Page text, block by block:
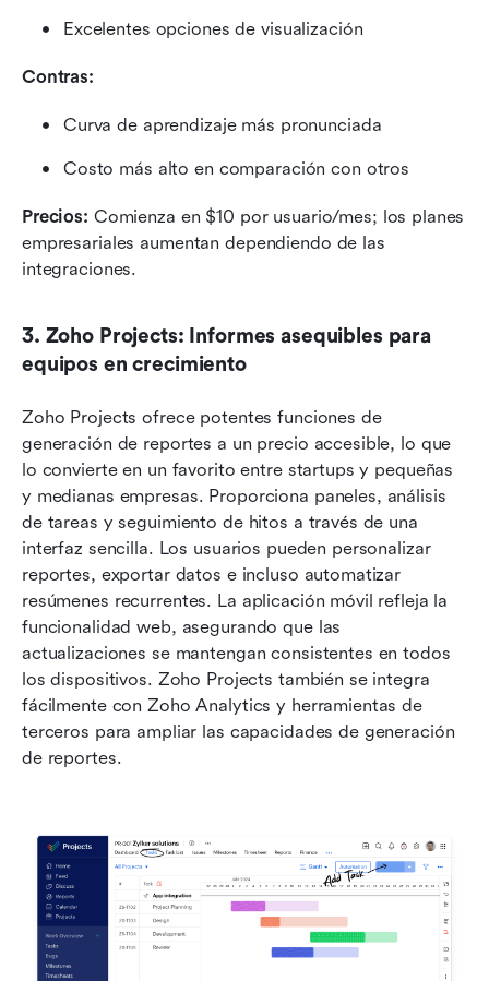
Excelentes opciones de visualización
Contras:
Curva de aprendizaje más pronunciada
Costo más alto en comparación con otros
Precios: Comienza en $10 por usuario/mes; los planes
empresariales aumentan dependiendo de las
integraciones.
3. Zoho Projects: Informes asequibles para
equipos en crecimiento
Zoho Projects ofrece potentes funciones de
generación de reportes a un precio accesible, lo que
lo convierte en un favorito entre startups y pequeñas
y medianas empresas. Proporciona paneles, análisis
de tareas y seguimiento de hitos a través de una
interfaz sencilla. Los usuarios pueden personalizar
reportes, exportar datos e incluso automatizar
resúmenes recurrentes. La aplicación móvil refleja la
funcionalidad web, asegurando que las
actualizaciones se mantengan consistentes en todos
los dispositivos. Zoho Projects también se integra
fácilmente con Zoho Analytics y herramientas de
terceros para ampliar las capacidades de generación
de reportes.